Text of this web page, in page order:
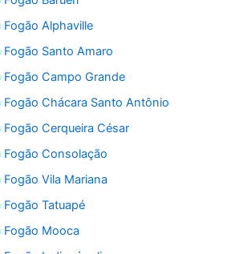
Alphaville
Santo Amaro
Campo Grande
Chácara Santo Antônio
Cerqueira César
Consolação
Vila Mariana
Tatuapé
Fogão Mooca